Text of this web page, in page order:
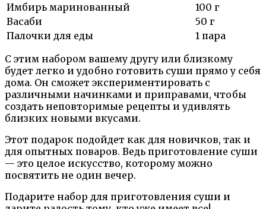
Имбирь маринованный
100 г
Васаби
50 г
Палочки для еды
1 пара
С этим набором вашему другу или близкому
будет легко и удобно готовить суши прямо у себя
дома. Он сможет экспериментировать с
различными начинками и приправами, чтобы
создать неповторимые рецепты и удивлять
близких новыми вкусами.
Этот подарок подойдет как для новичков, так и
для опытных поваров. Ведь приготовление суши
— это целое искусство, которому можно
посвятить не один вечер.
Подарите набор для приготовления суши и